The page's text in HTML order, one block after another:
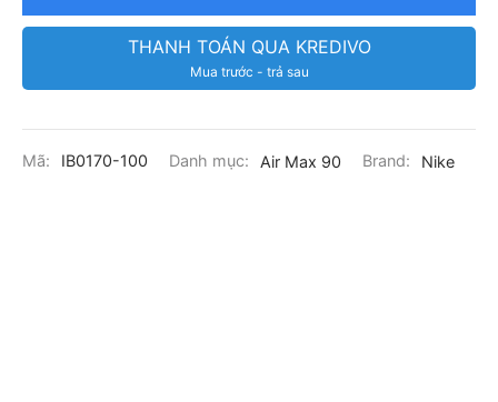
THANH TOÁN QUA KREDIVO
Mua trước - trả sau
Mã: IB0170-100 Danh mục: Air Max 90 Brand: Nike